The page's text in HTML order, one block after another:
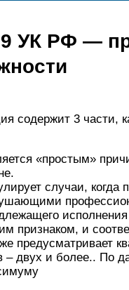
УК РФ —
содержит 3 части,
«простым»
случаи,
признаком, и
же предусматривает
– двух и более.. По